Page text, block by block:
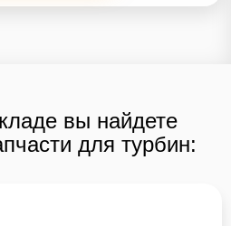
вы найдете
для турбин: